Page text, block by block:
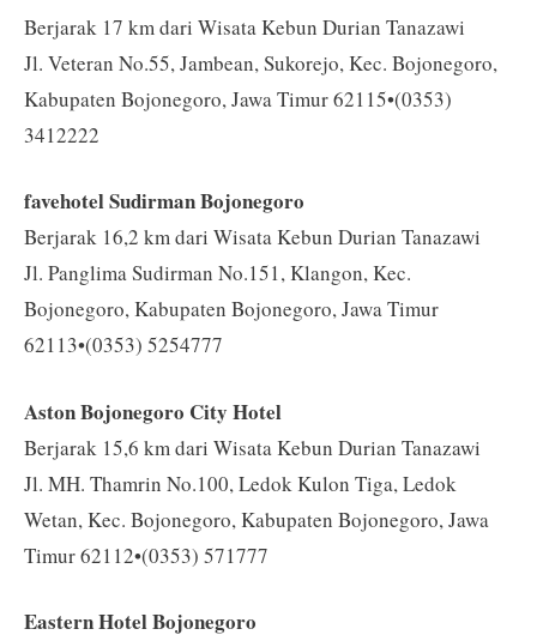
Berjarak 17 km dari Wisata Kebun Durian Tanazawi
Jl. Veteran No.55, Jambean, Sukorejo, Kec. Bojonegoro,
Kabupaten Bojonegoro, Jawa Timur 62115•(0353)
3412222
favehotel Sudirman Bojonegoro
Berjarak 16,2 km dari Wisata Kebun Durian Tanazawi
Jl. Panglima Sudirman No.151, Klangon, Kec.
Bojonegoro, Kabupaten Bojonegoro, Jawa Timur
62113•(0353) 5254777
Aston Bojonegoro City Hotel
Berjarak 15,6 km dari Wisata Kebun Durian Tanazawi
Jl. MH. Thamrin No.100, Ledok Kulon Tiga, Ledok
Wetan, Kec. Bojonegoro, Kabupaten Bojonegoro, Jawa
Timur 62112•(0353) 571777
Eastern Hotel Bojonegoro